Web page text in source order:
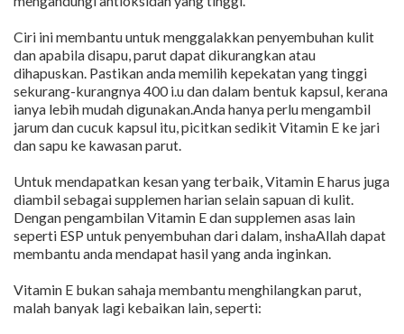
Ciri ini membantu untuk menggalakkan penyembuhan kulit
dan apabila disapu, parut dapat dikurangkan atau
dihapuskan. Pastikan anda memilih kepekatan yang tinggi
sekurang-kurangnya 400 i.u dan dalam bentuk kapsul, kerana
ianya lebih mudah digunakan.Anda hanya perlu mengambil
jarum dan cucuk kapsul itu, picitkan sedikit Vitamin E ke jari
dan sapu ke kawasan parut.
Untuk mendapatkan kesan yang terbaik, Vitamin E harus juga
diambil sebagai supplemen harian selain sapuan di kulit.
Dengan pengambilan Vitamin E dan supplemen asas lain
seperti ESP untuk penyembuhan dari dalam, inshaAllah dapat
membantu anda mendapat hasil yang anda inginkan.
Vitamin E bukan sahaja membantu menghilangkan parut,
malah banyak lagi kebaikan lain, seperti: